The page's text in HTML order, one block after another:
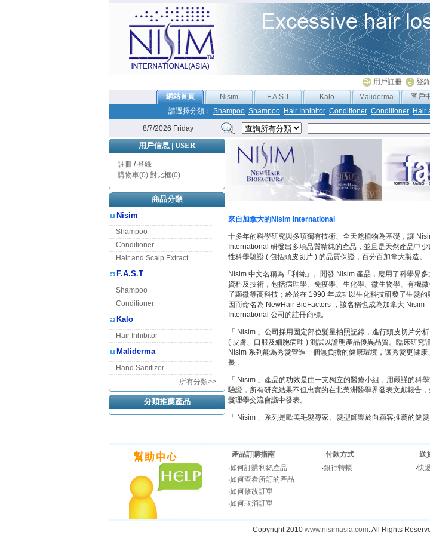
用戶註冊 登錄
網站首頁 Nisim F.A.S.T Kalo Maliderma
客戶
請選擇分類： Shampoo Shampoo Hair Inhibitor Conditioner Conditioner Hair
8/7/2026 Friday
用戶信息 | USER
註冊 /登錄
購物車(0) 對比框(0)
商品分類
Nisim
Shampoo
Conditioner
Hair and Scalp Extract
F.A.S.T
Shampoo
Conditioner
Kalo
Hair Inhibitor
Maliderma
Hand Sanitizer
所有分類>>
分類推薦產品
來自加拿大的Nisim International
十多年的科學研究與多項獨有技術、全天然植物為基礎，讓
International 研發出多項品質精純的產品，並且是天然產品中
性科學驗證 ( 包括頭皮切片 ) 的品質保證，百分百加拿大製造。
Nisim 中文名稱為「利絲」。開發 Nisim 產品，應用了科學界
資料及技術，包括病理學、免疫學、生化學、微生物學、有機
子顯微等高科技；終於在 1990 年成功以生化科技研發了生髮的
因而命名為 NewHair BioFactors ，該名稱也成為加拿大 Nisim
International 公司的註冊商標。
「 Nisim 」公司採用固定部位髮量拍照記錄，進行頭皮切片分
( 皮膚、口服及細胞病理 ) 測試以證明產品優異品質。臨床研究
Nisim 系列能為秀髮營造一個無負擔的健康環境，讓秀髮更健康
長 .
「 Nisim 」產品的功效是由一支獨立的醫療小組，用嚴謹的科
驗證，所有研究結果不但忠實的在北美洲醫學界發表文獻報告，
髮理學交流會議中發表。
「 Nisim 」系列是歐美毛髮專家、髮型師樂於向顧客推薦的健
產品訂購指南
‧如何訂購利絲產品
‧如何查看所訂的產品
‧如何修改訂單
‧如何取消訂單
付款方式
‧銀行轉帳
送
‧快
Copyright 2010 www.nisimasia.com. All Rights